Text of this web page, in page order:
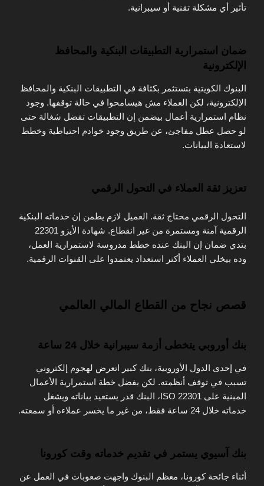
تأثير أي مشكلة تقنية أو سيبرانية.
ضمان استمرارية التطبيقات البنكية والمحافظ
الإلكترونية
البنوك الكويتية بتستثمر بكثافة في التطبيقات البنكية والمحافظ
الإلكترونية، لكن العملاء مش هيسامحوا في حالة توقفها. وجود
نظام استمرارية أعمال بيضمن إن التطبيقات تفضل شغالة حتى
لو حصل عطل مفاجئ، عن طريق وجود خوادم احتياطية وخطط
لاستعادة البيانات.
تعزيز ثقة العملاء في التحول الرقمي
التحول الرقمي محتاج ثقة. العميل لازم يطمن إن خدماته البنكية
الرقمية آمنة ومستمرة من غير انقطاع. شهادة الأيزو 22301
بتدي ضمان إن البنك عنده خطط مدروسة لاستمرارية العمل،
وده بيخلي العملاء أكتر استعداد يعتمدوا على القنوات الرقمية.
قصص نجاح من القطاع المالي العالمي
بنك أوروبي يتخطى أزمة سيبرانية خلال 24 ساعة
في إحدى الدول الأوروبية، بنك كبير اتعرض لهجوم إلكتروني
تسبب في توقف أنظمته. لكن بفضل خطة استمرارية الأعمال
المبنية على ISO 22301، البنك قدر يستعيد بياناته ويشغل
خدماته خلال 24 ساعة فقط، من غير ما يخسر عملاءه أو سمعته.
بنك آسيوي يستمر في تقديم خدماته وقت كورونا
أثناء جائحة كورونا، معظم البنوك واجهت صعوبات في العمل عن